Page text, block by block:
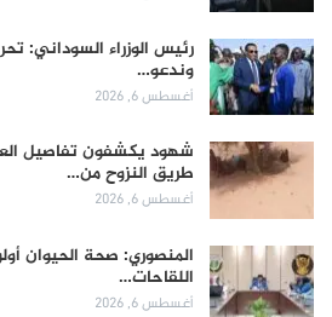
رئيس الوزراء السوداني:
وندعو…
أغسطس 6, 2026
طريق النزوح من…
أغسطس 6, 2026
المنصوري: صحة الحيوان
اللقاحات…
أغسطس 6, 2026